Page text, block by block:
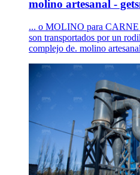
molino artesanal -
... o MOLINO para CARNE
son transportados por un
complejo de. molino